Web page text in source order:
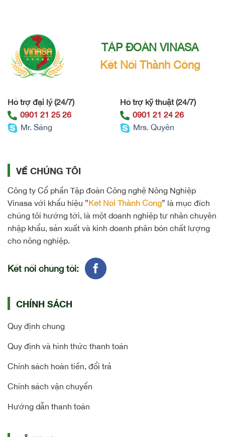
TẬP ĐOÀN VINASA
Kết Nối Thành Công
Hỗ trợ đại lý (24/7)
0901 21 25 26
Mr. Sáng
Hỗ trợ kỹ thuật (24/7)
0901 21 24 26
Mrs. Quyên
VỀ CHÚNG TÔI
Công ty Cổ phần Tập đoàn Công nghệ Nông Nghiệp
Vinasa với khẩu hiệu ”Kết Nối Thành Công” là mục đích
chúng tôi hướng tới, là một doanh nghiệp tư nhân chuyên
nhập khẩu, sản xuất và kinh doanh phân bón chất lượng
cho nông nghiệp.
Kết nối chúng tôi:
CHÍNH SÁCH
Quy định chung
Quy định và hình thức thanh toán
Chính sách hoàn tiền, đổi trả
Chính sách vận chuyển
Hướng dẫn thanh toán